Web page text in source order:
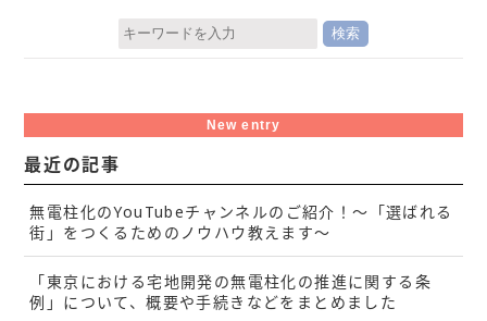
New entry
最近の記事
無電柱化のYouTubeチャンネルのご紹介！～「選ばれる
街」をつくるためのノウハウ教えます～
「東京における宅地開発の無電柱化の推進に関する条
例」について、概要や手続きなどをまとめました